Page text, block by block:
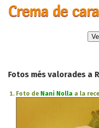
Crema de
Fotos més valorades a
Foto de Nani Nolla a la